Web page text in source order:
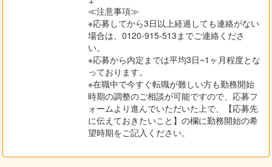
≪注意事項≫
※応募してから3日以上経過しても連絡がない
場合は、0120-915-513までご連絡くださ
い。
※応募から内定までは平均3日~1ヶ月程度とな
っております。
※在職中で今すぐ転職が難しい方も勤務開始
時期の調整のご相談が可能ですので、応募フ
ォームより進んでいただいた上で、【応募先
に伝えておきたいこと】の欄に勤務開始の希
望時期をご記入ください。